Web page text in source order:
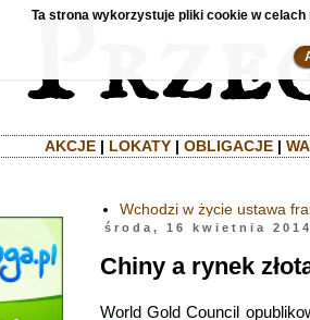
AKCJE| LOKATY| OBLIGACJE|
Wchodzi w życie ustawa
środa, 16 kwietnia 2014
Chiny a rynek
World Gold Council
Ta strona wykorzystuje pliki cookie w